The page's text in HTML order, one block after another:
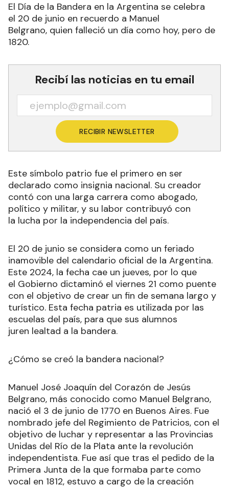
El Día de la Bandera en la Argentina se celebra
el 20 de junio en recuerdo a Manuel
Belgrano, quien falleció un día como hoy, pero de
1820.
Recibí las noticias en tu email
RECIBIR NEWSLETTER
Este símbolo patrio fue el primero en ser
declarado como insignia nacional. Su creador
contó con una larga carrera como abogado,
político y militar, y su labor contribuyó con
la lucha por la independencia del país.
El 20 de junio se considera como un feriado
inamovible del calendario oficial de la Argentina.
Este 2024, la fecha cae un jueves, por lo que
el Gobierno dictaminó el viernes 21 como puente
con el objetivo de crear un fin de semana largo y
turístico. Esta fecha patria es utilizada por las
escuelas del país, para que sus alumnos
juren lealtad a la bandera.
¿Cómo se creó la bandera nacional?
Manuel José Joaquín del Corazón de Jesús
Belgrano, más conocido como Manuel Belgrano,
nació el 3 de junio de 1770 en Buenos Aires. Fue
nombrado jefe del Regimiento de Patricios, con el
objetivo de luchar y representar a las Provincias
Unidas del Río de la Plata ante la revolución
independentista. Fue así que tras el pedido de la
Primera Junta de la que formaba parte como
vocal en 1812, estuvo a cargo de la creación